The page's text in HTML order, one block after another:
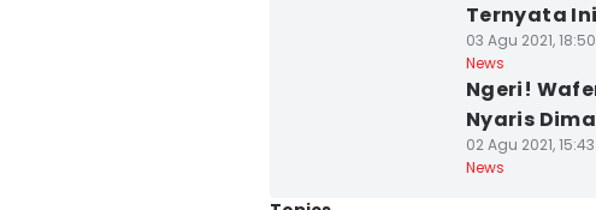
Ternyata
03 Agu 2021,
News
Ngeri!
Nyaris
02 Agu 2021,
News